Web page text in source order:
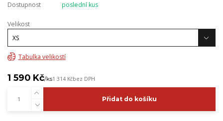
Dostupnost poslední kus
Velikost
Tabulka velikostí
1 590 Kč/ks1 314 Kčbez DPH
Přidat do košíku